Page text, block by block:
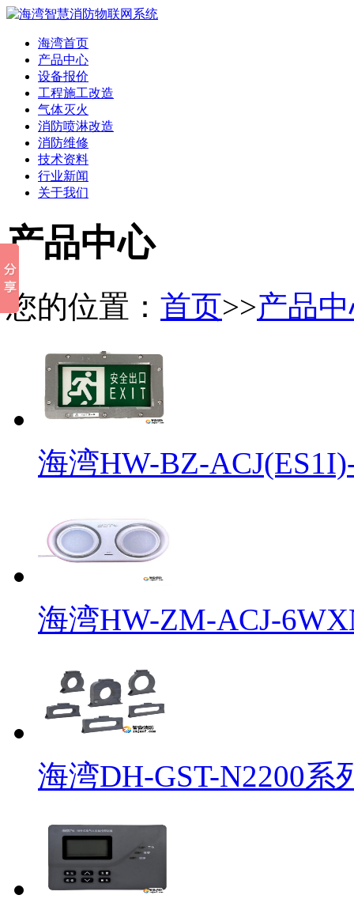
海湾首页
产品中心
设备报价
工程施工改造
气体灭火
消防喷淋改造
消防维修
技术资料
行业新闻
关于我们
产品中心
您的位置： 首页>>产品
海湾HW-BZ-ACJ(ES1I)-
海湾HW-ZM-ACJ-
海湾DH-GST-N2200系